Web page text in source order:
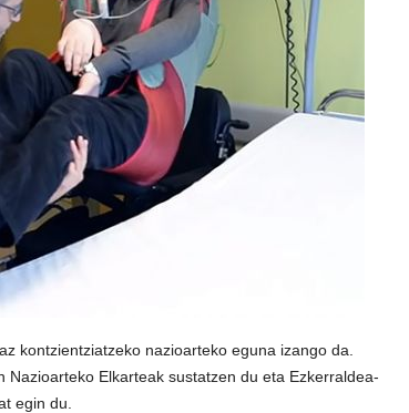
kontzientziatzeko nazioarteko eguna izango da.
Nazioarteko Elkarteak sustatzen du eta Ezkerraldea-
egin du.